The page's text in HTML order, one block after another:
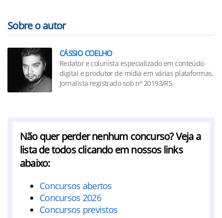
Sobre o autor
CÁSSIO COELHO
Redator e colunista especializado em conteúdo
digital e produtor de mídia em várias plataformas.
Jornalista registrado sob nº 20193/RS.
Não quer perder nenhum concurso? Veja a
lista de todos clicando em nossos links
abaixo:
Concursos abertos
Concursos 2026
Concursos previstos